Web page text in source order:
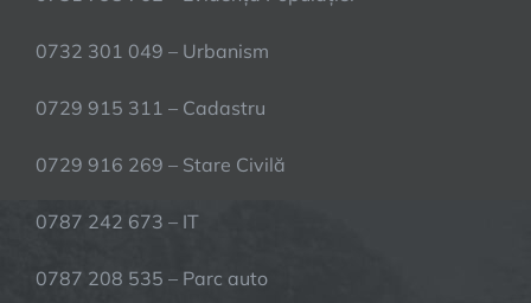
0732 301 049 – Urbanism
0729 915 311 – Cadastru
0729 916 269 – Stare Civilă
0787 242 673 – IT
0787 208 535 – Parc auto